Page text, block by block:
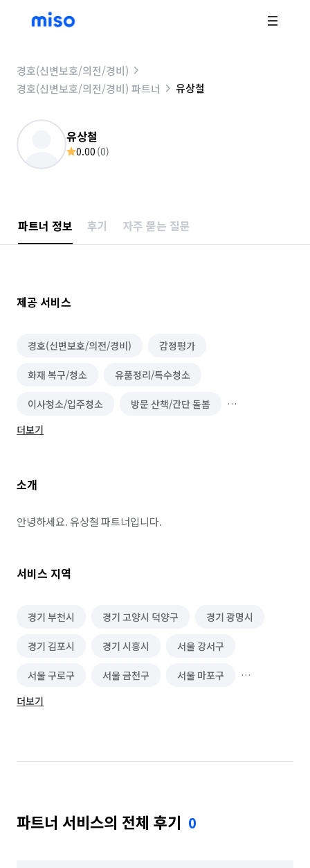
경호(신변보호/의전/경비)
경호(신변보호/의전/경비) 파트너
유상철
유상철
0.00 (0)
파트너 정보 후기 자주 묻는 질문
제공 서비스
경호(신변보호/의전/경비) 감정평가
화재 복구/청소 유품정리/특수청소
이사청소/입주청소 방문 산책/간단 돌봄
식물 관리/렌탈
더보기
소개
안녕하세요. 유상철 파트너입니다.
서비스 지역
경기 부천시 경기 고양시 덕양구 경기 광명시
경기 김포시 경기 시흥시 서울 강서구
서울 구로구 서울 금천구 서울 마포구
서울 양천구
더보기
파트너 서비스의 전체 후기 0